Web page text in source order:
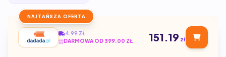
NAJTAŃSZA OFERTA
4.99 ZŁ
DARMOWA OD 399.00 ZŁ
151.19 zł